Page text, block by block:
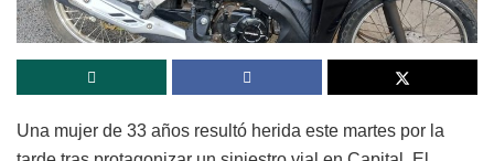
Una mujer de 33 años resultó herida este martes por la